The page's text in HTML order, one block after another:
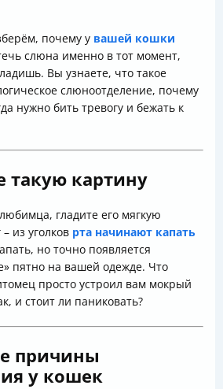
почему у вашей кошки
слюна именно в тот момент,
Вы узнаете, что такое
слюноотделение, почему
нужно бить тревогу и бежать к
такую картину
гладите его мягкую
из уголков рта начинают капать
но точно появляется
пятно на вашей одежде. Что
просто устроил вам мокрый
и стоит ли паниковать?
причины
у кошек